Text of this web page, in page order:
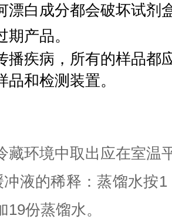
漂白成分都会破坏试剂
产品。
播疾病，所有的样品都
品和检测装置。
藏环境中取出应在室温
冲液的稀释：蒸馏水按
份蒸馏水。